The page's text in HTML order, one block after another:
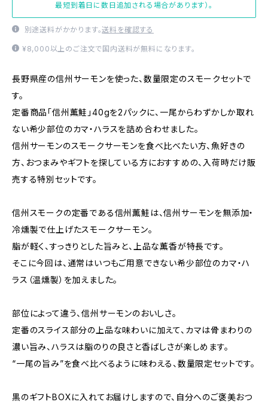
最短到着日に数日追加される場合があります）。
別途送料がかかります。送料を確認する
¥8,000以上のご注文で国内送料が無料になります。
長野県産の信州サーモンを使った、数量限定のスモークセットで
す。
定番商品「信州薫鮭」40gを2パックに、一尾からわずかしか取れ
ない希少部位のカマ・ハラスを詰め合わせました。
信州サーモンのスモークサーモンを食べ比べたい方、魚好きの
方、おつまみやギフトを探している方におすすめの、入荷時だけ販
売する特別セットです。
信州スモークの定番である信州薫鮭は、信州サーモンを無添加・
冷燻製で仕上げたスモークサーモン。
脂が軽く、すっきりとした旨みと、上品な薫香が特長です。
そこに今回は、通常はいつもご用意できない希少部位のカマ・ハ
ラス（温燻製）を加えました。
部位によって違う、信州サーモンのおいしさ。
定番のスライス部分の上品な味わいに加えて、カマは骨まわりの
濃い旨み、ハラスは脂のりの良さと香ばしさが楽しめます。
“一尾の旨み”を食べ比べるように味わえる、数量限定セットです。
黒のギフトBOXに入れてお届けしますので、自分へのご褒美おつ